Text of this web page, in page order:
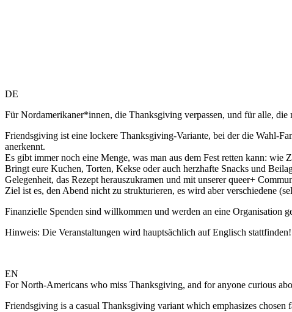
DE
Für Nordamerikaner*innen, die Thanksgiving verpassen, und für alle,
Friendsgiving ist eine lockere Thanksgiving-Variante, bei der die Wahl-
anerkennt.
Es gibt immer noch eine Menge, was man aus dem Fest retten kann: wie
Bringt eure Kuchen, Torten, Kekse oder auch herzhafte Snacks und
Gelegenheit, das Rezept herauszukramen und mit unserer queer+
Ziel ist es, den Abend nicht zu strukturieren, es wird aber verschiedene
Finanzielle Spenden sind willkommen und werden an eine
Hinweis: Die Veranstaltungen wird hauptsächlich auf Englisch stattfinden!
EN
For North-Americans who miss Thanksgiving, and for anyone curious
Friendsgiving is a casual Thanksgiving variant which emphasizes